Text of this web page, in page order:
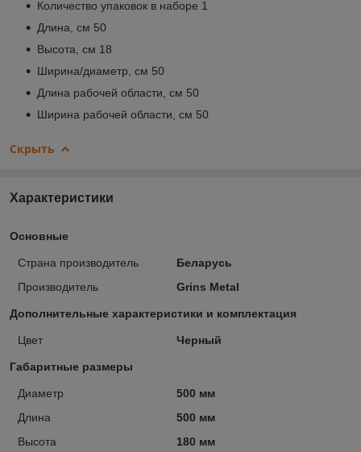
Количество упаковок в наборе 1
Длина, см 50
Высота, см 18
Ширина/диаметр, см 50
Длина рабочей области, см 50
Ширина рабочей области, см 50
Скрыть
Характеристики
Основные
Страна производитель
Беларусь
Производитель
Grins Metal
Дополнительные характеристики и комплектация
Цвет Черный
Габаритные размеры
Диаметр
500 мм
Длина
500 мм
Высота
180 мм